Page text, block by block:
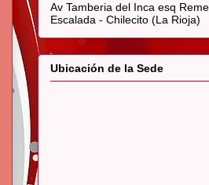
Av Tamberia del Inca esq
Escalada - Chilecito (La Rioja)
Ubicación de la Sede